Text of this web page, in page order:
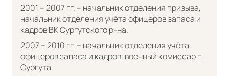
2001 – 2007 гг. – начальник отделения призыва,
начальник отделения учёта офицеров запаса и
кадров ВК Сургутского р-на.
2007 – 2010 гг. – начальник отделения учёта
офицеров запаса и кадров, военный комиссар г.
Сургута.